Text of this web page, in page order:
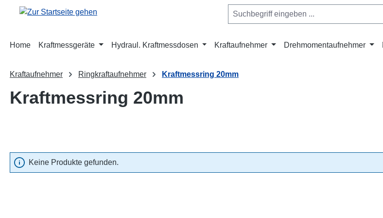
Hauptinhalt springen
Zur Suche springen
Zur Hauptnavigation springen
Home Kraftmessgeräte Hydraul. Kraftmessdosen Kraftaufnehmer Drehmomentaufnehmer
Kraftaufnehmer Ringkraftaufnehmer Kraftmessring 20mm
Kraftmessring 20mm
Keine Produkte gefunden.